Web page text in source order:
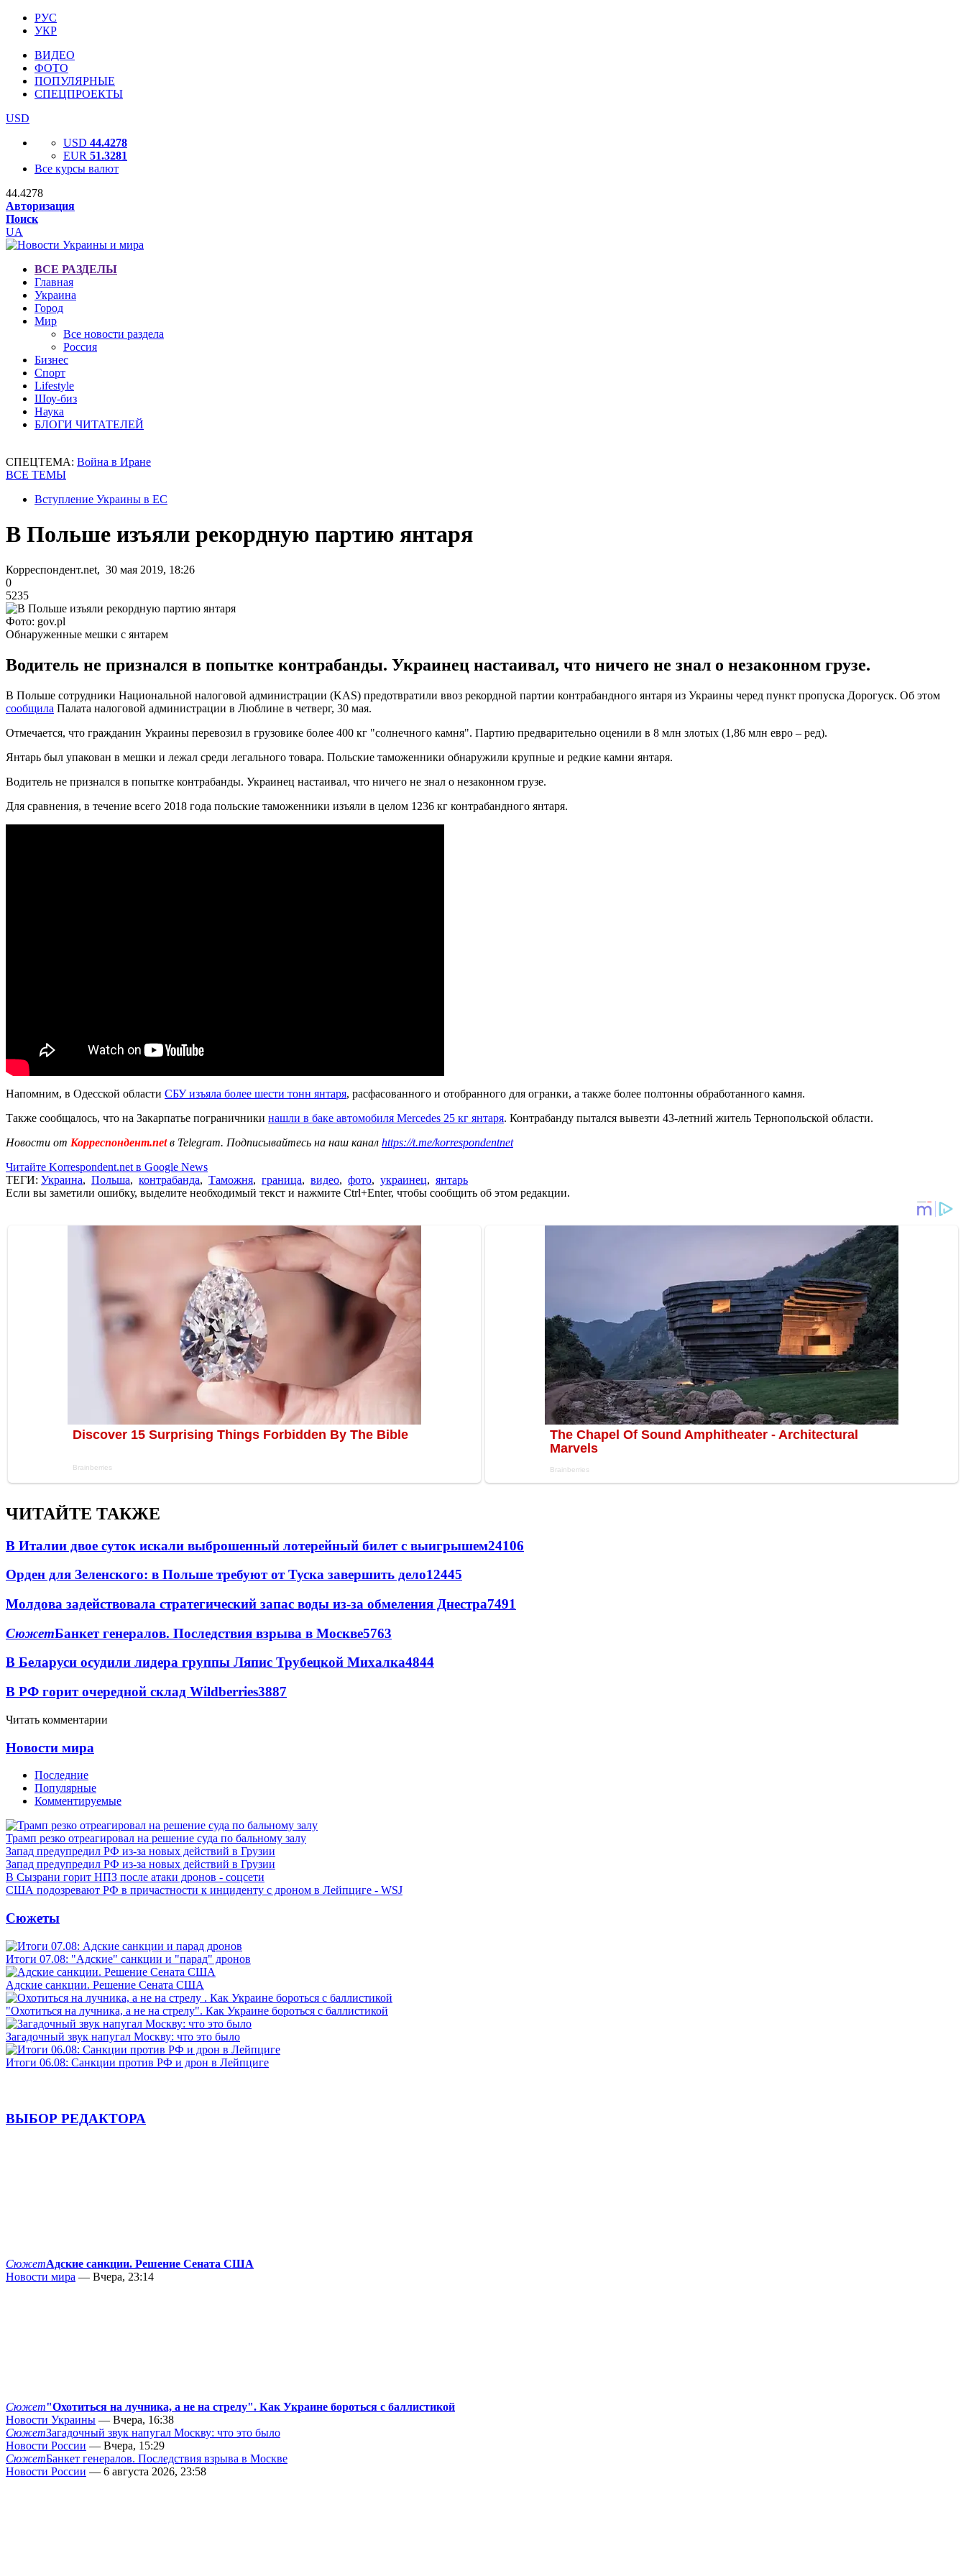
РУС
УКР
ВИДЕО
ФОТО
ПОПУЛЯРНЫЕ
СПЕЦПРОЕКТЫ
USD
USD 44.4278
EUR 51.3281
Все курсы валют
44.4278
Авторизация
Поиск
UA
ВСЕ РАЗДЕЛЫ
Главная
Украина
Город
Мир
Все новости раздела
Россия
Бизнес
Спорт
Lifestyle
Шоу-биз
Наука
БЛОГИ ЧИТАТЕЛЕЙ
СПЕЦТЕМА: Война в Иране
ВСЕ ТЕМЫ
Вступление Украины в ЕС
В Польше изъяли рекордную партию янтаря
Корреспондент.net, 30 мая 2019, 18:26
0
5235
Фото: gov.pl
Обнаруженные мешки с янтарем
Водитель не признался в попытке контрабанды. Украинец настаивал, что ничего не знал о незаконном грузе.
В Польше сотрудники Национальной налоговой администрации (KAS) предотвратили ввоз рекордной партии контрабандного янтаря из Украины черед пункт пропуска Дорогуск. Об этом
сообщила Палата налоговой администрации в Люблине в четверг, 30 мая.
Отмечается, что гражданин Украины перевозил в грузовике более 400 кг "солнечного камня". Партию предварительно оценили в 8 млн злотых (1,86 млн евро – ред).
Янтарь был упакован в мешки и лежал среди легального товара. Польские таможенники обнаружили крупные и редкие камни янтаря.
Водитель не признался в попытке контрабанды. Украинец настаивал, что ничего не знал о незаконном грузе.
Для сравнения, в течение всего 2018 года польские таможенники изъяли в целом 1236 кг контрабандного янтаря.
Напомним, в Одесской области СБУ изъяла более шести тонн янтаря, расфасованного и отобранного для огранки, а также более полтонны обработанного камня.
Также сообщалось, что на Закарпатье пограничники нашли в баке автомобиля Mercedes 25 кг янтаря. Контрабанду пытался вывезти 43-летний житель Тернопольской области.
Новости от Корреспондент.netв Telegram. Подписывайтесь на наш канал https://t.me/korrespondentnet
Читайте Korrespondent.net в Google News
ТЕГИ: Украина, Польша, контрабанда, Таможня, граница, видео, фото, украинец, янтарь
Если вы заметили ошибку, выделите необходимый текст и нажмите Ctrl+Enter, чтобы сообщить об этом редакции.
ЧИТАЙТЕ ТАКЖЕ
В Италии двое суток искали выброшенный лотерейный билет с выигрышем24106
Орден для Зеленского: в Польше требуют от Туска завершить дело12445
Молдова задействовала стратегический запас воды из-за обмеления Днестра7491
СюжетБанкет генералов. Последствия взрыва в Москве5763
В Беларуси осудили лидера группы Ляпис Трубецкой Михалка4844
В РФ горит очередной склад Wildberries3887
Читать комментарии
Новости мира
Последние
Популярные
Комментируемые
Трамп резко отреагировал на решение суда по бальному залу
Запад предупредил РФ из-за новых действий в Грузии
Запад предупредил РФ из-за новых действий в Грузии
В Сызрани горит НПЗ после атаки дронов - соцсети
США подозревают РФ в причастности к инциденту с дроном в Лейпциге - WSJ
Сюжеты
Итоги 07.08: "Адские" санкции и "парад" дронов
Адские санкции. Решение Сената США
"Охотиться на лучника, а не на стрелу". Как Украине бороться с баллистикой
Загадочный звук напугал Москву: что это было
Итоги 06.08: Санкции против РФ и дрон в Лейпциге
ВЫБОР РЕДАКТОРА
СюжетАдские санкции. Решение Сената США
Новости мира — Вчера, 23:14
Сюжет"Охотиться на лучника, а не на стрелу". Как Украине бороться с баллистикой
Новости Украины — Вчера, 16:38
СюжетЗагадочный звук напугал Москву: что это было
Новости России — Вчера, 15:29
СюжетБанкет генералов. Последствия взрыва в Москве
Новости России — 6 августа 2026, 23:58